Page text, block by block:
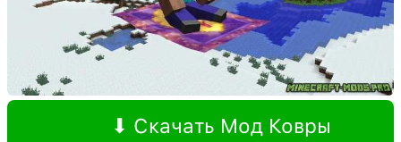
⬇ Скачать Мод Ковры